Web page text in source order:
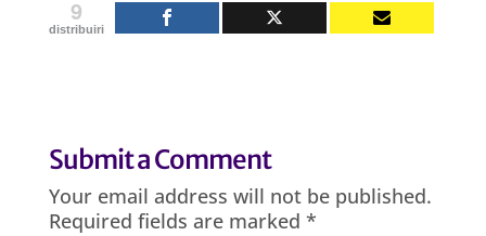
9
distribuiri
Submit a Comment
Your email address will not be published.
Required fields are marked *